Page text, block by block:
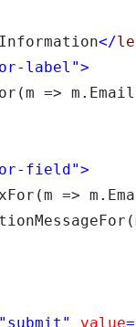
</
label">
=>
field">
=>
value